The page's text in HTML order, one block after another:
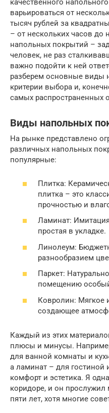
качественного
варьироваться от
тысяч рублей за
– от нескольких часов до
напольных покрытий –
человек, не раз
важно подойти к ней
разберем основные виды
критерии выбора и,
самых распространенных
Виды напольных
На рынке представлено
различных напольных
популярные:
Плитка:
плитка – это
прочностью и
Ламинат:
простая в укладке.
Линолеум:
разнообразием
Паркет:
помещению
Ковролин: Мягкое
создающее
Каждый из этих
плюсы и минусы.
для ванной комнаты и
а ламинат – для гостиной
комфорт и эстетика. Я
коридоре, и он
пяти лет, хотя многие